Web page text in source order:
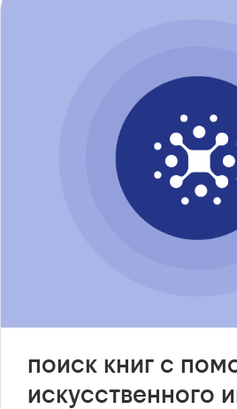
поиск книг с
искусственного